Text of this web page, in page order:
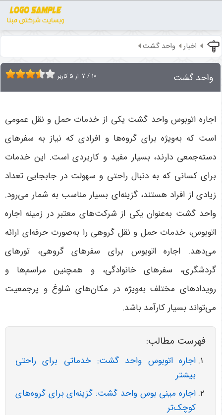
اخبار واحد گشت
واحد گشت 7 / 10 از 5 کاربر
اجاره اتوبوس واحد گشت یکی از خدمات حمل و نقل عمومی
است که به‌ویژه برای گروه‌ها و افرادی که نیاز به سفرهای
دسته‌جمعی دارند، بسیار مفید و کاربردی است. این خدمات
برای کسانی که به دنبال راحتی و سهولت در جابجایی تعداد
زیادی از افراد هستند، گزینه‌ای بسیار مناسب به شمار می‌رود.
واحد گشت به‌عنوان یکی از شرکت‌های معتبر در زمینه اجاره
اتوبوس، خدمات حمل و نقل گروهی را به‌صورت حرفه‌ای ارائه
می‌دهد. اجاره اتوبوس برای سفرهای گروهی، تورهای
گردشگری، سفرهای خانوادگی، و همچنین مراسم‌ها و
رویدادهای مختلف به‌ویژه در مکان‌های شلوغ و پرجمعیت
می‌تواند بسیار کارآمد باشد.
فهرست مطالب:
اجاره اتوبوس واحد گشت: خدماتی برای راحتی
بیشتر
اجاره مینی بوس واحد گشت: گزینه‌ای برای گروه‌های
کوچک‌تر